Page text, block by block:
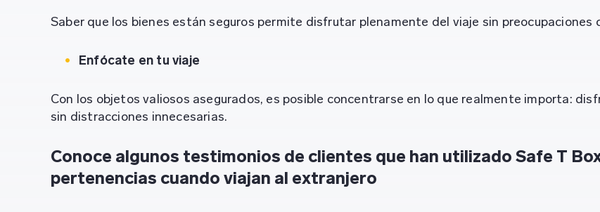
Saber que los bienes están seguros permite disfrutar plenamente del viaje sin
Enfócate en tu viaje
Con los objetos valiosos asegurados, es posible concentrarse en lo que realmente importa:
sin distracciones innecesarias.
Conoce algunos testimonios de clientes que han utilizado Safe T
pertenencias cuando viajan al extranjero